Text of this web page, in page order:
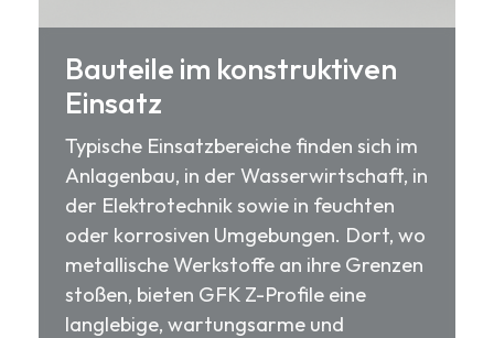
Bauteile im konstruktiven
Einsatz
Typische Einsatzbereiche finden sich im
Anlagenbau, in der Wasserwirtschaft, in
der Elektrotechnik sowie in feuchten
oder korrosiven Umgebungen. Dort, wo
metallische Werkstoffe an ihre Grenzen
stoßen, bieten GFK Z-Profile eine
langlebige, wartungsarme und